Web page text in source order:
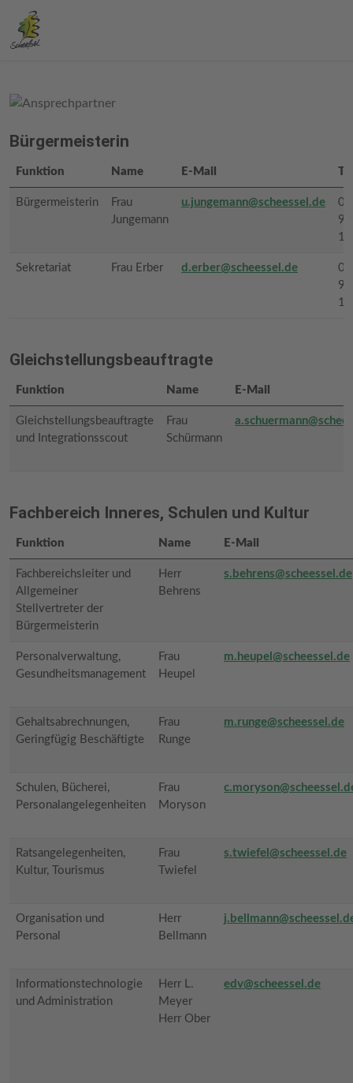
Bürgermeisterin
Funktion Name E-Mail
Bürgermeisterin
Frau
Jungemann
u.jungemann@scheessel.de
Sekretariat Frau Erber d.erber@scheessel.de
Gleichstellungsbeauftragte
Funktion Name E-Mail
Gleichstellungsbeauftragte
und Integrationsscout
Frau
Schürmann
Fachbereich Inneres, Schulen und Kultur
Funktion Name E-Mail
Fachbereichsleiter und
Allgemeiner
Stellvertreter der
Bürgermeisterin
Herr
Behrens
s.behrens@scheessel.de
Personalverwaltung,
Gesundheitsmanagement
Frau
Heupel
m.heupel@scheessel.de
Gehaltsabrechnungen,
Geringfügig Beschäftigte
Frau
Runge
m.runge@scheessel.de
Schulen, Bücherei,
Personalangelegenheiten
Frau
Moryson
Ratsangelegenheiten,
Kultur, Tourismus
Frau
Twiefel
s.twiefel@scheessel.de
Organisation und
Personal
Herr
Bellmann
Informationstechnologie
und Administration
Herr L.
Meyer
Herr Ober
edv@scheessel.de